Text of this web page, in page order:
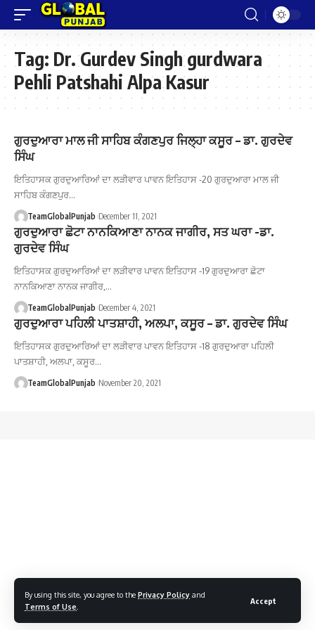
By using this site, you agree to the Privacy Policy and
Terms of Use
Accept
Tag: Dr. Gurdev Singh gurdwara
Pehli Patshahi Alpa Kasur
ਗੁਰਦੁਆਰਾ ਮਾਲ ਜੀ ਸਾਹਿਬ ਕੰਗਣਪੁਰ ਜਿਲ੍ਹਾ ਕਸੂਰ – ਡਾ. ਗੁਰਦੇਵ
ਸਿੰਘ
ਇਤਿਹਾਸਕ ਗੁਰਦੁਆਰਿਆਂ ਦਾ ਲੜੀਵਾਰ ਪਾਵਨ ਇਤਿਹਾਸ -20 ਗੁਰਦੁਆਰਾ ਮਾਲ ਜੀ
ਸਾਹਿਬ ਕੰਗਣਪੁਰ…
TeamGlobalPunjab December 11, 2021
ਗੁਰਦੁਆਰਾ ਛੋਟਾ ਨਾਨਕਿਆਣਾ ਨਾਨਕ ਜਾਗੀਰ, ਸਤ ਘਰਾ -ਡਾ.
ਗੁਰਦੇਵ ਸਿੰਘ
ਇਤਿਹਾਸਕ ਗੁਰਦੁਆਰਿਆਂ ਦਾ ਲੜੀਵਾਰ ਪਾਵਨ ਇਤਿਹਾਸ -19 ਗੁਰਦੁਆਰਾ ਛੋਟਾ
ਨਾਨਕਿਆਣਾ ਨਾਨਕ ਜਾਗੀਰ,…
TeamGlobalPunjab December 4, 2021
ਗੁਰਦੁਆਰਾ ਪਹਿਲੀ ਪਾਤਸ਼ਾਹੀ, ਅਲਪਾ, ਕਸੂਰ – ਡਾ. ਗੁਰਦੇਵ ਸਿੰਘ
ਇਤਿਹਾਸਕ ਗੁਰਦੁਆਰਿਆਂ ਦਾ ਲੜੀਵਾਰ ਪਾਵਨ ਇਤਿਹਾਸ -18 ਗੁਰਦੁਆਰਾ ਪਹਿਲੀ
ਪਾਤਸ਼ਾਹੀ, ਅਲਪਾ, ਕਸੂਰ…
TeamGlobalPunjab November 20, 2021